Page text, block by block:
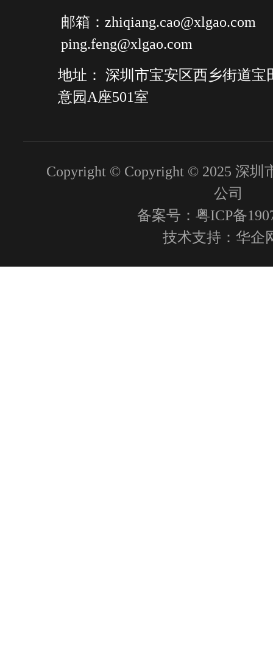
邮箱：zhiqiang.cao@xlgao.com
ping.feng@xlgao.com
地址： 深圳市宝安区西乡街道宝
意园A座501室
Copyright © Copyright © 2025 深圳
公司
备案号：粤ICP备
技术支持： 华企